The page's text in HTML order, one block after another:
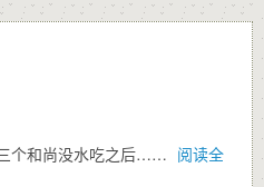
个和尚没水吃之后…… 阅读全